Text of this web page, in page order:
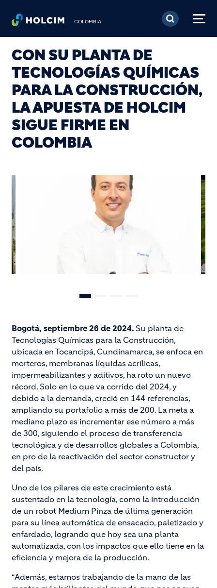
Pasar al contenido
COLOMBIA
CON SU PLANTA DE
TECNOLOGÍAS QUÍMICAS
PARA LA CONSTRUCCIÓN,
LA APUESTA DE HOLCIM
SIGUE FIRME EN
COLOMBIA
Bogotá, septiembre 26 de 2024. Su planta de
Tecnologías Químicas para la Construcción,
ubicada en Tocancipá, Cundinamarca, se enfoca en
morteros, membranas líquidas acrílicas,
impermeabilizantes y aditivos, ha roto un nuevo
récord. Solo en lo que va corrido del 2024, y
debido a la demanda, creció en 144 referencias,
ampliando su portafolio a más de 200. La meta a
mediano plazo es incrementar ese número a más
de 300, siguiendo el proceso de transferencia
tecnológica y de desarrollos globales a Colombia,
en pro de la reactivación del sector constructor y
del país.
Uno de los pilares de este crecimiento está
sustentado en la tecnología, como la introducción
de un robot Medium Pinza de última generación
para su línea automática de ensacado, paletizado y
enfardado, logrando que hoy sea una planta
automatizada, con los impactos que ello tiene en la
eficiencia y mejora de la producción.
“Además, estamos trabajando de la mano de las